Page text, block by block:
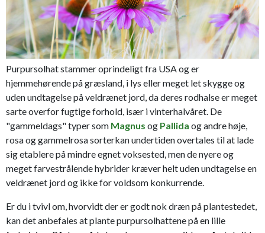
Purpursolhat stammer oprindeligt fra USA og er
hjemmehørende på græsland, i lys eller meget let skygge og
uden undtagelse på veldrænet jord, da deres rodhalse er meget
sarte overfor fugtige forhold, især i vinterhalvåret. De
"gammeldags" typer som Magnus og Pallida og andre høje,
rosa og gammelrosa sorterkan undertiden overtales til at lade
sig etablere på mindre egnet voksested, men de nyere og
meget farvestrålende hybrider kræver helt uden undtagelse en
veldrænet jord og ikke for voldsom konkurrende.
Er du i tvivl om, hvorvidt der er godt nok dræn på plantestedet,
kan det anbefales at plante purpursolhattene på en lille